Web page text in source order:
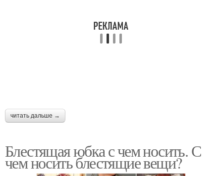
читать дальше →
Блестящая юбка с чем носить. С
чем носить блестящие вещи?